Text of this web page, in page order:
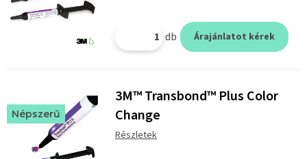
db Árajánlatot kérek
Népszerű
3M™ Transbond™ Plus Color
Change
Részletek